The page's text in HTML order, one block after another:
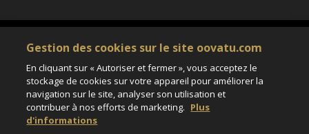
Service animé par Nautil Voyages - 22 rue Georges Picquart 75017 Paris - S.A.S
au capital de 155 696 euros - RCS Paris B 423 671 973 - Code APE 7911Z
Matricule Atout France IM075100020 - Garantie financière Groupama - Agrément IATA
Assurance responsabilité civile et professionnelle HISCOX RCP0081066
Gestion des cookies sur le site oovatu.com
En cliquant sur « Autoriser et fermer », vous acceptez le
stockage de cookies sur votre appareil pour améliorer la
navigation sur le site, analyser son utilisation et
contribuer à nos efforts de marketing. Plus
d'informations